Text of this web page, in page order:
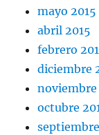
mayo 2015
abril 2015
febrero
diciembre
noviembre
octubre